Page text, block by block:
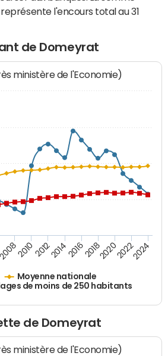
l'encours total au 31
de Domeyrat
ministère de l'Economie)
Moyenne nationale
de moins de 250 habitants
20102012201420162018202020222024
de Domeyrat
ministère de l'Economie)